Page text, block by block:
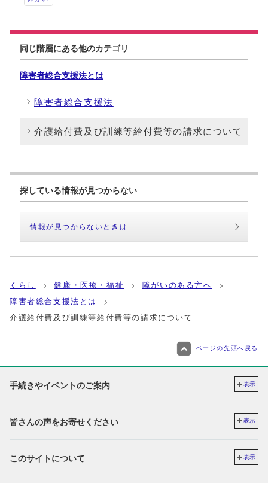
同じ階層にある他のカテゴリ
障害者総合支援法とは
障害者総合支援法
介護給付費及び訓練等給付費等の請求について
探している情報が見つからない
情報が見つからないときは
くらし 健康・医療・福祉
障がいのある方へ
障害者総合支援法とは
介護給付費及び訓練等給付費等の請求について
ページの先頭へ戻る
手続きやイベントのご案内 表示
皆さんの声をお寄せください 表示
このサイトについて 表示